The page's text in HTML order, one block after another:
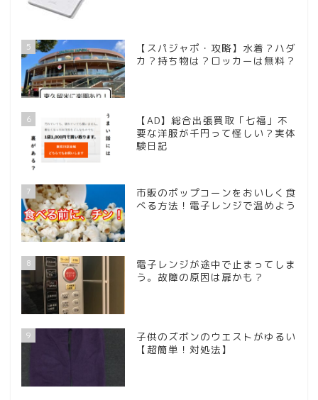
5
【スパジャポ・攻略】水着？ハダ
カ？持ち物は？ロッカーは無料？
6
【AD】総合出張買取「七福」不
要な洋服が千円って怪しい？実体
験日記
7
市販のポップコーンをおいしく食
べる方法！電子レンジで温めよう
8
電子レンジが途中で止まってしま
う。故障の原因は扉かも？
9
子供のズボンのウエストがゆるい
【超簡単！対処法】